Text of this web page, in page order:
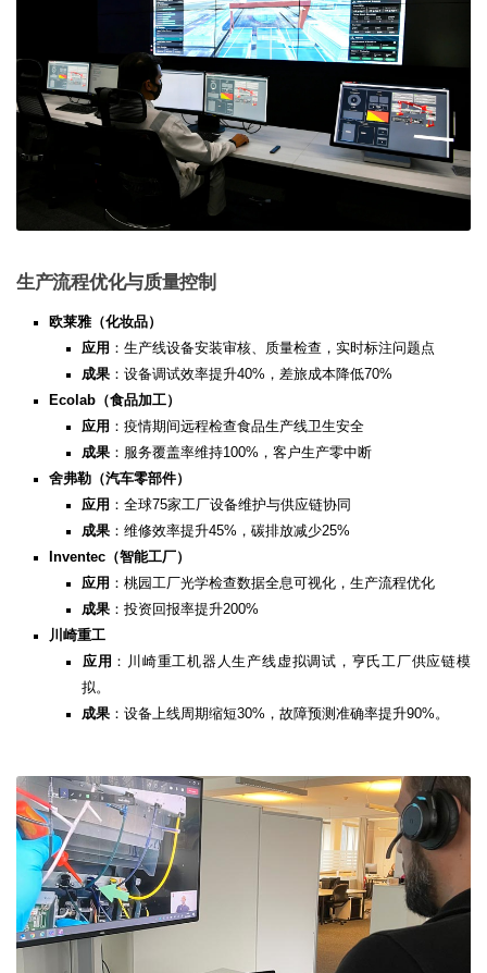
生产流程优化与质量控制
欧莱雅（化妆品）​
应用 ：生产线设备安装审核、质量检查，实时标注问题点
成果 ：设备调试效率提升40%，差旅成本降低70%
Ecolab（食品加工）​
应用 ：疫情期间远程检查食品生产线卫生安全
成果 ：服务覆盖率维持100%，客户生产零中断
舍弗勒（汽车零部件）​
应用 ：全球75家工厂设备维护与供应链协同
成果 ：维修效率提升45%，碳排放减少25%
Inventec（智能工厂）​
应用 ：桃园工厂光学检查数据全息可视化，生产流程优化
成果 ：投资回报率提升200%
川崎重工
应用 ：川崎重工机器人生产线虚拟调试，亨氏工厂供应链模
拟。
成果 ：设备上线周期缩短30%，故障预测准确率提升90%。